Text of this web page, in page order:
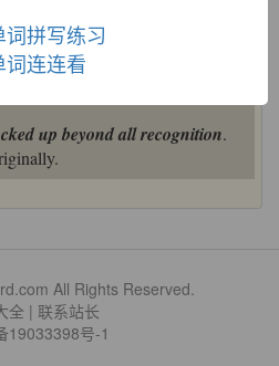
up beyond all recognition.
All Rights Reserved.
全 | 联系站长
19033398号-1
词拼写练习
词连连看